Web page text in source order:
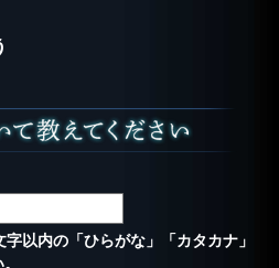
以内の「ひらがな」「カタカナ」